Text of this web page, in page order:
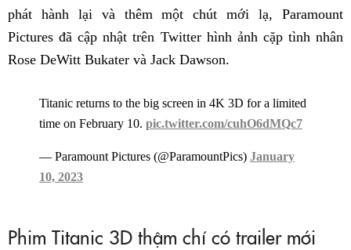
phát hành lại và thêm một chút mới lạ, Paramount
Pictures đã cập nhật trên Twitter hình ảnh cặp tình nhân
Rose DeWitt Bukater và Jack Dawson.
Titanic returns to the big screen in 4K 3D for a limited
time on February 10. pic.twitter.com/cuhO6dMQc7
— Paramount Pictures (@ParamountPics) January
10, 2023
Phim Titanic 3D thậm chí có trailer mới